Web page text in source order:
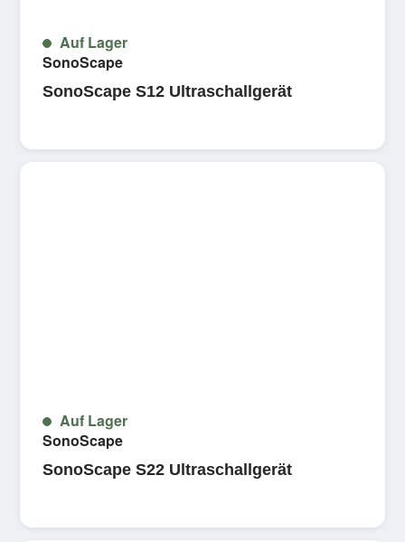
Auf Lager
SonoScape
SonoScape S12 Ultraschallgerät
Auf Lager
SonoScape
SonoScape S22 Ultraschallgerät